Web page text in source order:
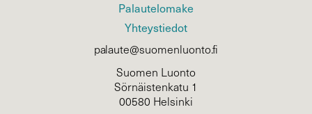
Palautelomake
Yhteystiedot
palaute@suomenluonto.fi
Suomen Luonto
Sörnäistenkatu 1
00580 Helsinki